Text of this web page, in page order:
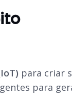
para criar
para